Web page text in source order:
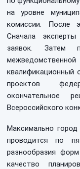
на уровне
комиссии. После
Сначала эксперты
заявок. Затем
квалификационный
проектов
окончательное
Всероссийского
Максимально
проводится по
разнообразия
качество